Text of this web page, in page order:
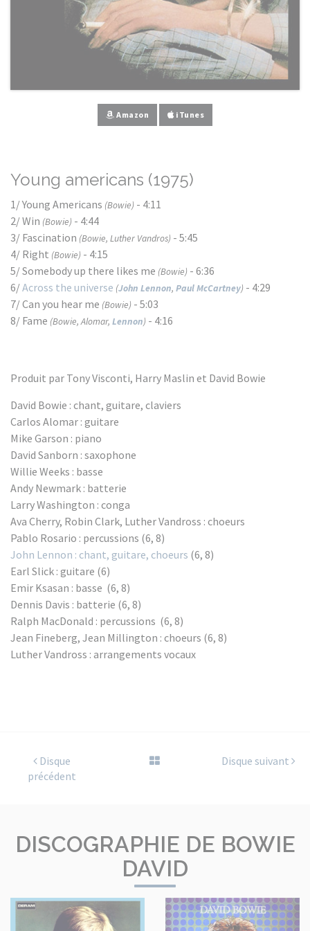
Amazon iTunes
Young americans (1975)
1/ Young Americans (Bowie) - 4:11
2/ Win (Bowie) - 4:44
3/ Fascination (Bowie, Luther Vandros) - 5:45
4/ Right (Bowie) - 4:15
5/ Somebody up there likes me (Bowie) - 6:36
6/Across the universe (John Lennon, Paul McCartney) - 4:29
7/ Can you hear me (Bowie) - 5:03
8/ Fame (Bowie, Alomar, Lennon) - 4:16
Produit par Tony Visconti, Harry Maslin et David Bowie
David Bowie : chant, guitare, claviers
Carlos Alomar : guitare
Mike Garson : piano
David Sanborn : saxophone
Willie Weeks : basse
Andy Newmark : batterie
Larry Washington : conga
Ava Cherry, Robin Clark, Luther Vandross : choeurs
Pablo Rosario : percussions (6, 8)
John Lennon : chant, guitare, choeurs (6, 8)
Earl Slick : guitare (6)
Emir Ksasan : basse (6, 8)
Dennis Davis : batterie (6, 8)
Ralph MacDonald : percussions (6, 8)
Jean Fineberg, Jean Millington : choeurs (6, 8)
Luther Vandross : arrangements vocaux
Disque
précédent
Disque suivant
DISCOGRAPHIE DE BOWIE
DAVID